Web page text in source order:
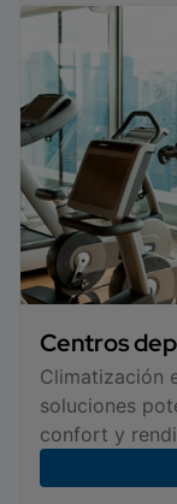
Centros
Climatización
soluciones
confort y